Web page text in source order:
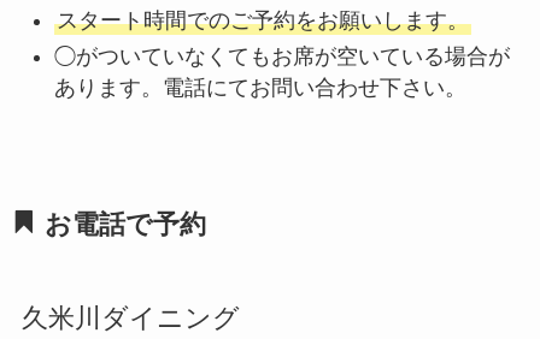
スタート時間でのご予約をお願いします。
◯がついていなくてもお席が空いている場合が
あります。電話にてお問い合わせ下さい。
お電話で予約
久米川ダイニング